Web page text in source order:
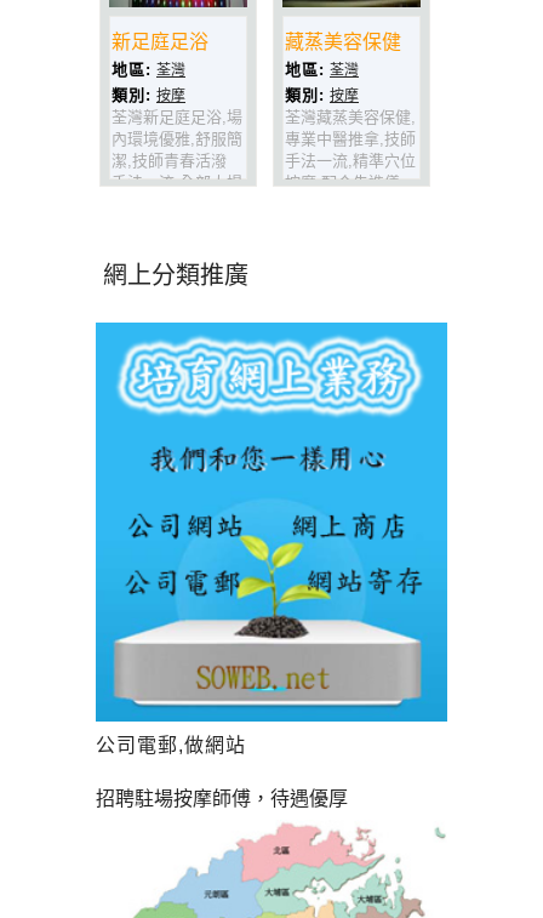
新足庭足浴
地區: 荃灣
類別: 按摩
荃灣新足庭足浴,場
內環境優雅,舒服簡
潔,技師青春活潑
手法一流,全部大場
黎鬆一鬆!
藏蒸美容保健
地區: 荃灣
類別: 按摩
荃灣藏蒸美容保健,
專業中醫推拿,技師
手法一流,精準穴位
按摩,配合先進儀
網上分類推廣
公司電郵,做網站
招聘駐場按摩師傅，待遇優厚